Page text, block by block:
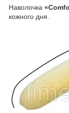
Наволочка
кожного дня.